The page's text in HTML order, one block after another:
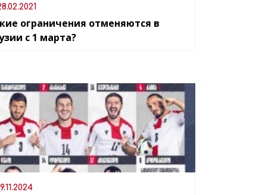
ограничения отменяются в
с 1 марта?